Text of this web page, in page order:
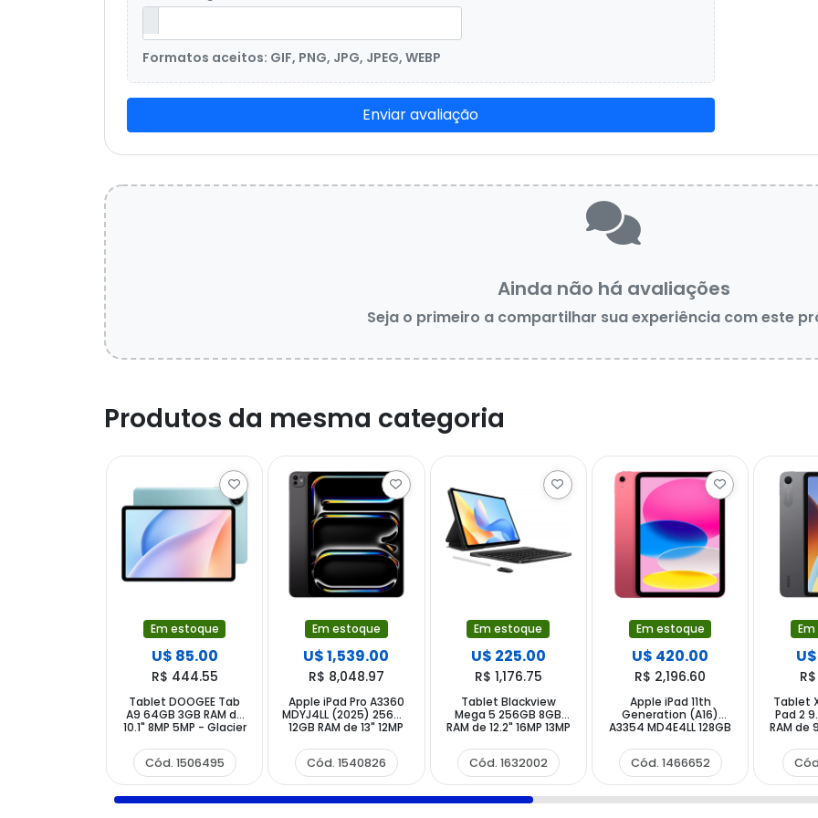
Formatos aceitos: GIF, PNG, JPG, JPEG, WEBP
Enviar avaliação
Ainda não há avaliações
Seja o primeiro a compartilhar sua experiência com este
Produtos da mesma categoria
Em estoque
U$ 85.00
R$ 444.55
Tablet DOOGEE Tab
A9 64GB 3GB RAM de
10.1" 8MP 5MP - Glacier
Cód. 1506495
Em estoque
U$ 1,539.00
R$ 8,048.97
Apple iPad Pro A3360
MDYJ4LL (2025) 256GB
12GB RAM de 13" 12MP
Cód. 1540826
Em estoque
U$ 225.00
R$ 1,176.75
Tablet Blackview
Mega 5 256GB 8GB
RAM de 12.2" 16MP 13MP
Teclado Inglès +
Funda
Cód. 1632002
Em estoque
U$ 420.00
R$ 2,196.60
Apple iPad 11th
Generation (A16)
A3354 MD4E4LL 128GB
Cód. 1466652
Tablet
Pad 2
RAM de